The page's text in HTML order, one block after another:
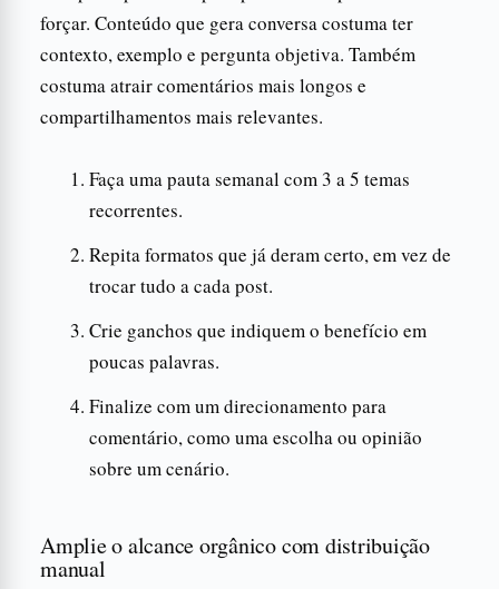
forçar. Conteúdo que gera conversa costuma ter
contexto, exemplo e pergunta objetiva. Também
costuma atrair comentários mais longos e
compartilhamentos mais relevantes.
Faça uma pauta semanal com 3 a 5 temas
recorrentes.
Repita formatos que já deram certo, em vez de
trocar tudo a cada post.
Crie ganchos que indiquem o benefício em
poucas palavras.
Finalize com um direcionamento para
comentário, como uma escolha ou opinião
sobre um cenário.
Amplie o alcance orgânico com distribuição
manual